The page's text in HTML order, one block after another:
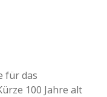
für das
100 Jahre alt